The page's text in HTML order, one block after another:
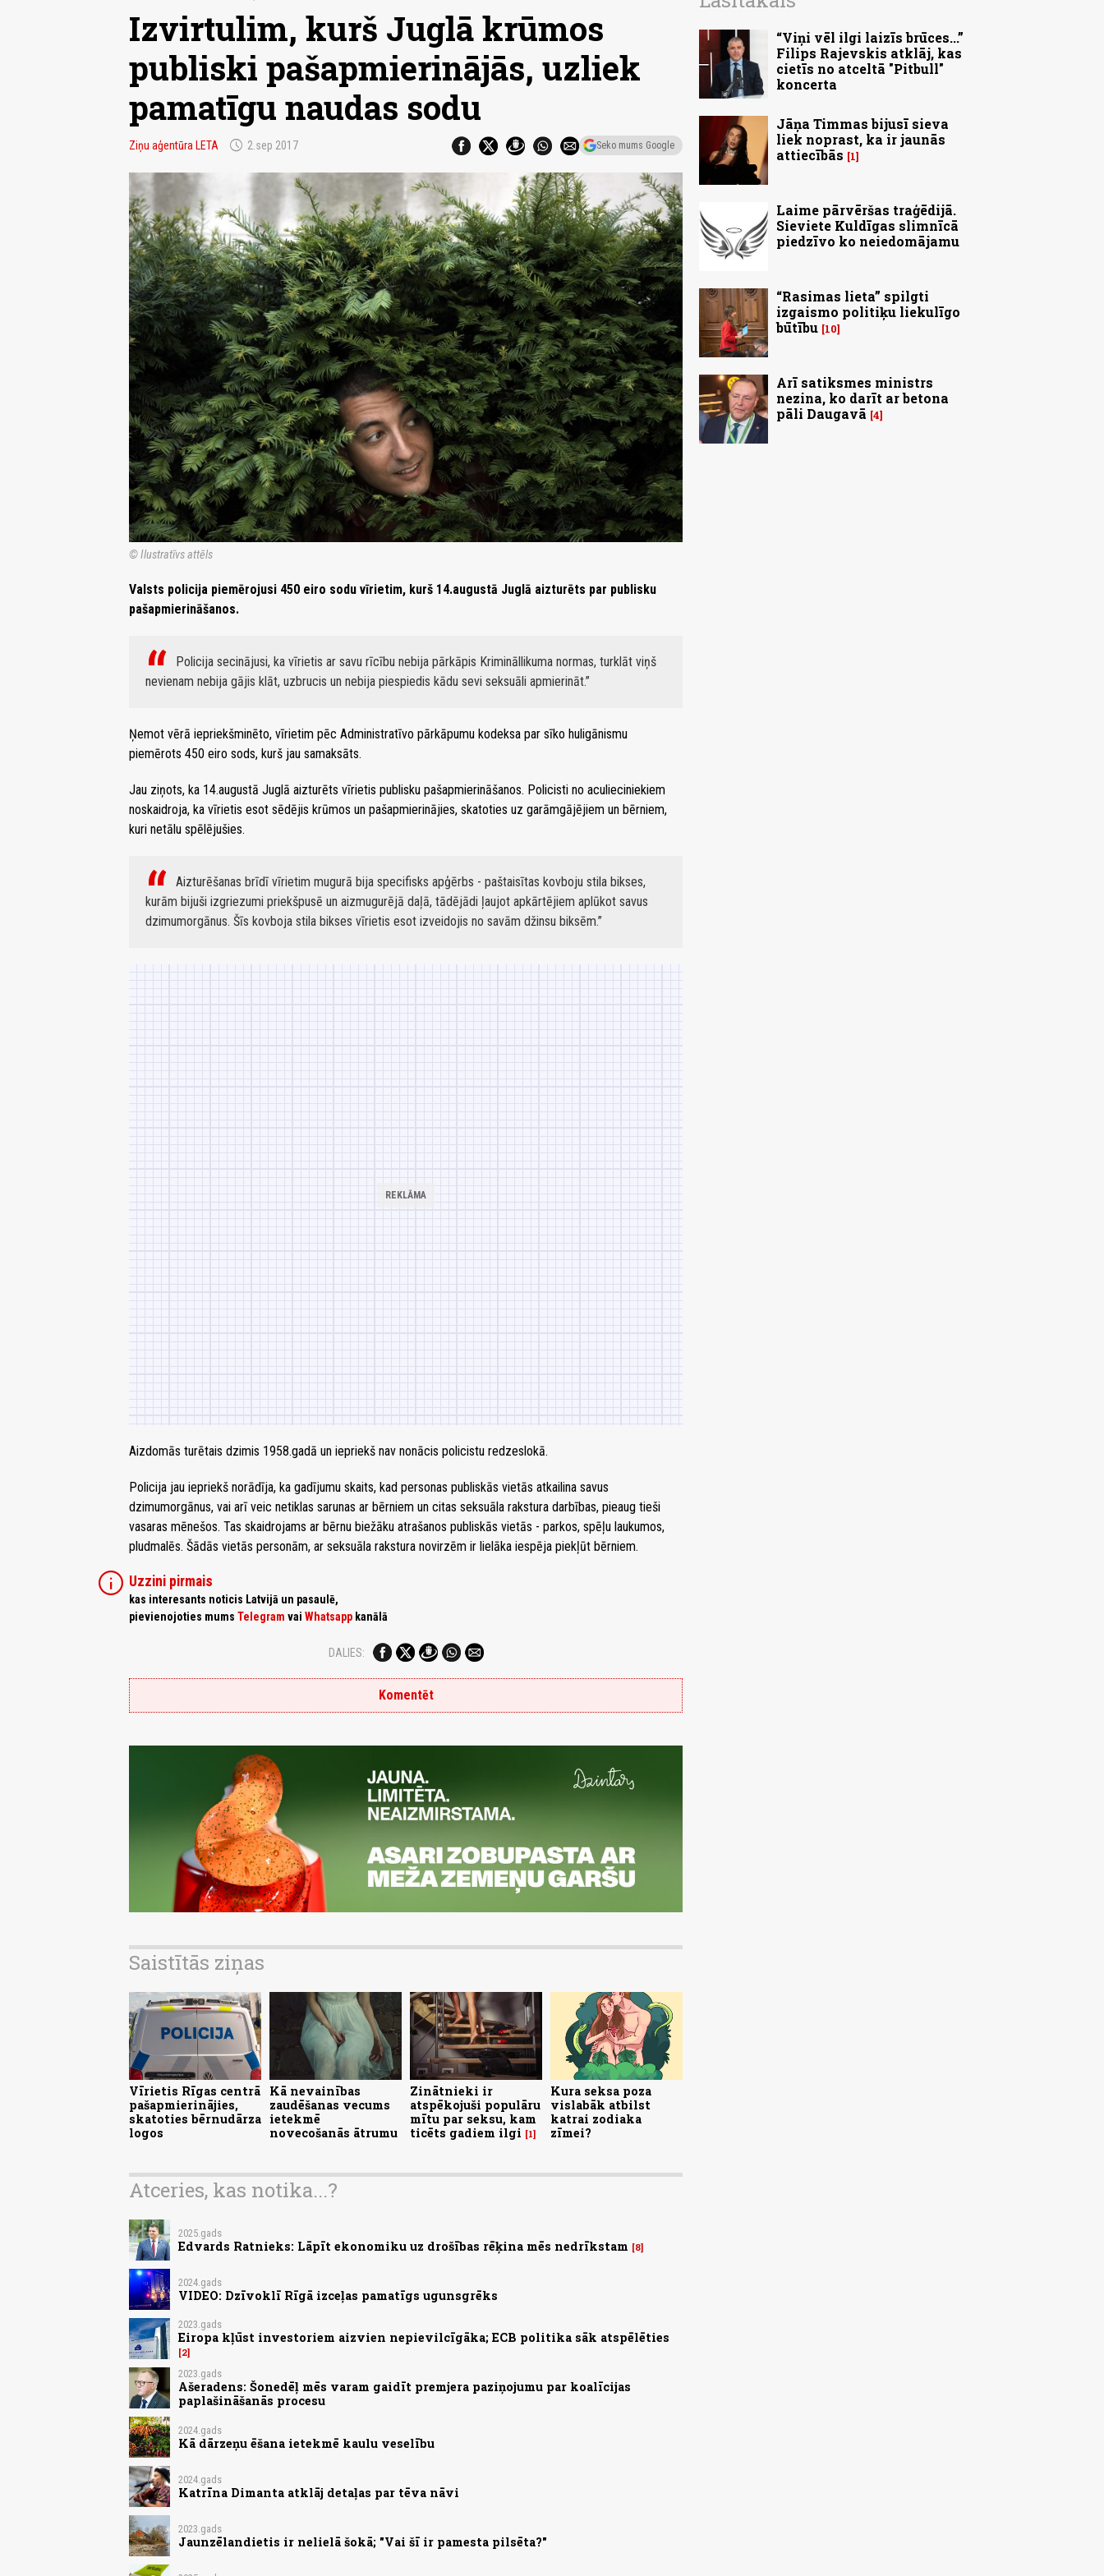
Izvirtulim, kurš Juglā krūmos
publiski pašapmierinājās, uzliek
pamatīgu naudas sodu
Ziņu aģentūra LETA schedule 2.sep 2017 Seko mums Google
© Ilustratīvs attēls
Valsts policija piemērojusi 450 eiro sodu vīrietim, kurš 14.augustā Juglā aizturēts par publisku
pašapmierināšanos.
Policija secinājusi, ka vīrietis ar savu rīcību nebija pārkāpis Krimināllikuma normas, turklāt viņš
nevienam nebija gājis klāt, uzbrucis un nebija piespiedis kādu sevi seksuāli apmierināt.
Ņemot vērā iepriekšminēto, vīrietim pēc Administratīvo pārkāpumu kodeksa par sīko huligānismu
piemērots 450 eiro sods, kurš jau samaksāts.
Jau ziņots, ka 14.augustā Juglā aizturēts vīrietis publisku pašapmierināšanos. Policisti no aculieciniekiem
noskaidroja, ka vīrietis esot sēdējis krūmos un pašapmierinājies, skatoties uz garāmgājējiem un bērniem,
kuri netālu spēlējušies.
Aizturēšanas brīdī vīrietim mugurā bija specifisks apģērbs - paštaisītas kovboju stila bikses,
kurām bijuši izgriezumi priekšpusē un aizmugurējā daļā, tādējādi ļaujot apkārtējiem aplūkot savus
dzimumorgānus. Šīs kovboja stila bikses vīrietis esot izveidojis no savām džinsu biksēm.
Aizdomās turētais dzimis 1958.gadā un iepriekš nav nonācis policistu redzeslokā.
Policija jau iepriekš norādīja, ka gadījumu skaits, kad personas publiskās vietās atkailina savus
dzimumorgānus, vai arī veic netiklas sarunas ar bērniem un citas seksuāla rakstura darbības, pieaug tieši
vasaras mēnešos. Tas skaidrojams ar bērnu biežāku atrašanos publiskās vietās - parkos, spēļu laukumos,
pludmalēs. Šādās vietās personām, ar seksuāla rakstura novirzēm ir lielāka iespēja piekļūt bērniem.
info Uzzini pirmais
kas interesants noticis Latvijā un pasaulē,
pievienojoties mums Telegram vai Whatsapp kanālā
DALIES:
Komentēt
Saistītās ziņas
Vīrietis Rīgas centrā
pašapmierinājies,
skatoties bērnudārza
logos
Kā nevainības
zaudēšanas vecums
ietekmē
novecošanās ātrumu
Zinātnieki ir
atspēkojuši populāru
mītu par seksu, kam
ticēts gadiem ilgi
1
Kura seksa poza
vislabāk atbilst
katrai zodiaka
zīmei?
Atceries, kas notika...?
2025.gads
Edvards Ratnieks: Lāpīt ekonomiku uz drošības rēķina mēs nedrīkstam 8
2024.gads
VIDEO: Dzīvoklī Rīgā izceļas pamatīgs ugunsgrēks
2023.gads
Eiropa kļūst investoriem aizvien nepievilcīgāka; ECB politika sāk atspēlēties
2
2023.gads
Ašeradens: Šonedēļ mēs varam gaidīt premjera paziņojumu par koalīcijas
paplašināšanās procesu
2024.gads
Kā dārzeņu ēšana ietekmē kaulu veselību
2024.gads
Katrīna Dimanta atklāj detaļas par tēva nāvi
2023.gads
Jaunzēlandietis ir nelielā šokā; "Vai šī ir pamesta pilsēta?"
“Viņi vēl ilgi laizīs brūces...”
Filips Rajevskis atklāj, kas
cietīs no atceltā "Pitbull"
koncerta
Jāņa Timmas bijusī sieva
liek noprast, ka ir jaunās
attiecībās
1
Laime pārvēršas traģēdijā.
Sieviete Kuldīgas slimnīcā
piedzīvo ko neiedomājamu
“Rasimas lieta” spilgti
izgaismo politiķu liekulīgo
būtību 10
Arī satiksmes ministrs
nezina, ko darīt ar betona
pāli Daugavā 4